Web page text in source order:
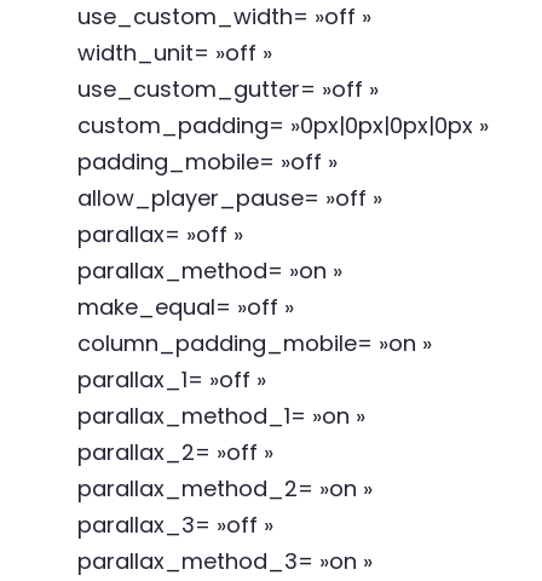
use_custom_width= »off »
width_unit= »off »
use_custom_gutter= »off »
custom_padding= »0px|0px|0px|0px »
padding_mobile= »off »
allow_player_pause= »off »
parallax= »off »
parallax_method= »on »
make_equal= »off »
column_padding_mobile= »on »
parallax_1= »off »
parallax_method_1= »on »
parallax_2= »off »
parallax_method_2= »on »
parallax_3= »off »
parallax_method_3= »on »